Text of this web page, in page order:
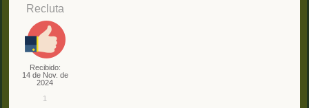
Recluta
Recibido:
14 de Nov. de
2024
1